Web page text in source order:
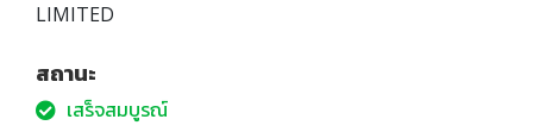
LIMITED
สถานะ
เสร็จสมบูรณ์